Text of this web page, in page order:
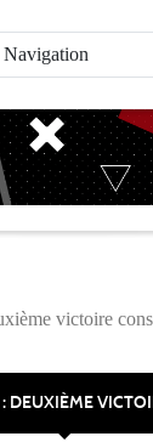
victoire
DEUXIÈME